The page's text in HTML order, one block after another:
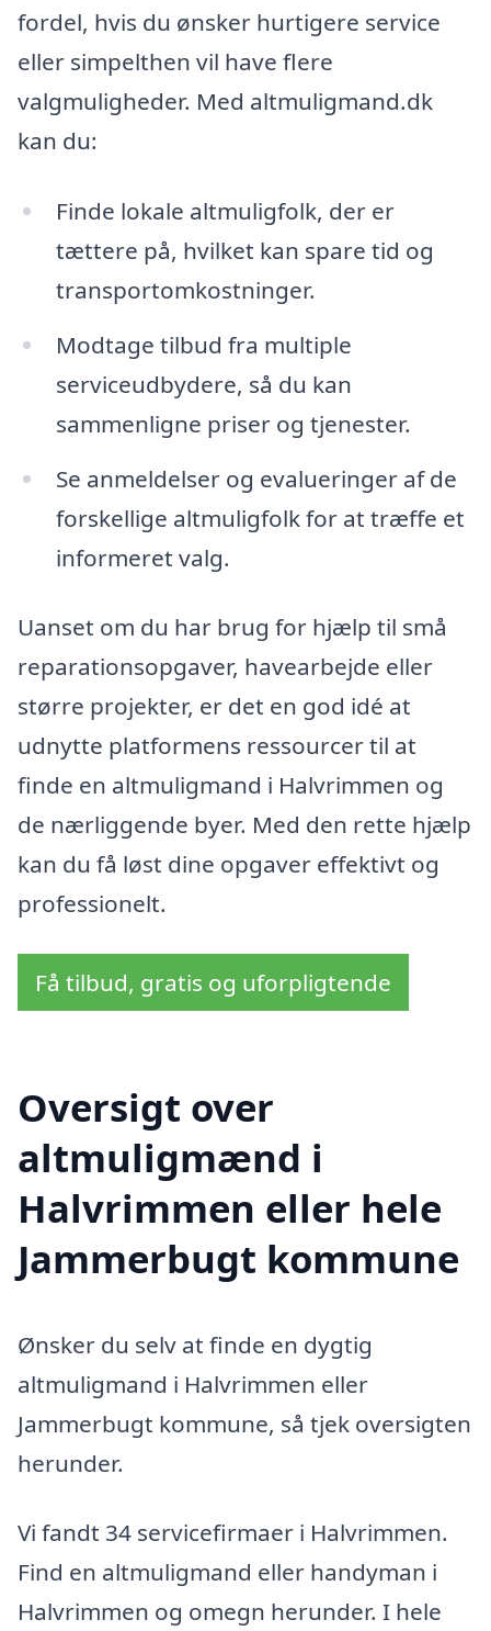
fordel, hvis du ønsker hurtigere service
eller simpelthen vil have flere
valgmuligheder. Med altmuligmand.dk
kan du:
Finde lokale altmuligfolk, der er
tættere på, hvilket kan spare tid og
transportomkostninger.
Modtage tilbud fra multiple
serviceudbydere, så du kan
sammenligne priser og tjenester.
Se anmeldelser og evalueringer af de
forskellige altmuligfolk for at træffe et
informeret valg.
Uanset om du har brug for hjælp til små
reparationsopgaver, havearbejde eller
større projekter, er det en god idé at
udnytte platformens ressourcer til at
finde en altmuligmand i Halvrimmen og
de nærliggende byer. Med den rette hjælp
kan du få løst dine opgaver effektivt og
professionelt.
Få tilbud, gratis og uforpligtende
Oversigt over
altmuligmænd i
Halvrimmen eller hele
Jammerbugt kommune
Ønsker du selv at finde en dygtig
altmuligmand i Halvrimmen eller
Jammerbugt kommune, så tjek oversigten
herunder.
Vi fandt 34 servicefirmaer i Halvrimmen.
Find en altmuligmand eller handyman i
Halvrimmen og omegn herunder. I hele